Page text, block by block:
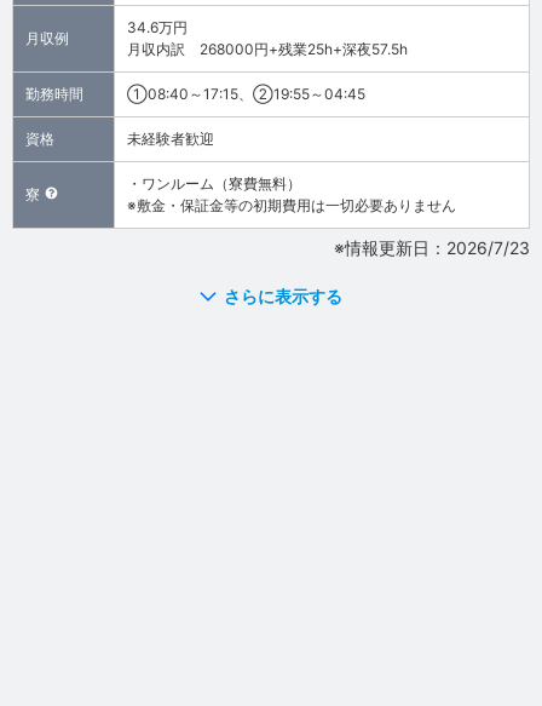
月収例
34.6万円
月収内訳 268000円+残業25h+深夜57.5h
勤務時間 ①08:40～17:15、②19:55～04:45
資格 未経験者歓迎
寮
・ワンルーム（寮費無料）
※敷金・保証金等の初期費用は一切必要ありません
※情報更新日：2026/7/23
さらに表示する